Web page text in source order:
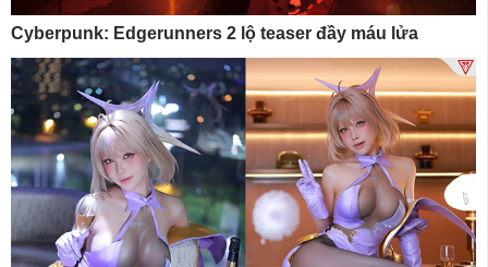
Cyberpunk: Edgerunners 2 lộ teaser đầy máu lửa